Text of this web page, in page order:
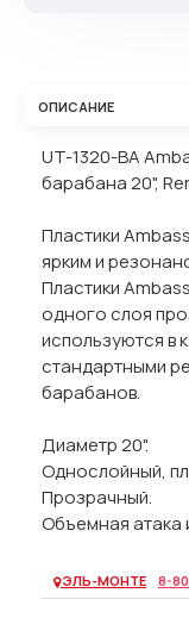
ОПИСАНИЕ
UT-1320-BA
барабана 20",
Пластики
ярким и
Пластики
одного слоя
используются в
стандартными
барабанов.
Диаметр 20".
Однослойный,
Прозрачный.
Объемная атака